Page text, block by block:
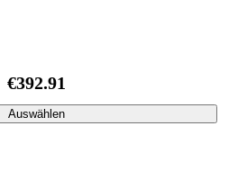
€392.91
Auswählen